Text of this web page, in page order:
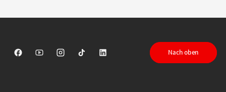
Sparkasse auf Facebook
Sparkasse auf Youtube
Sparkasse auf Instagram
Sparkasse auf TikTok
Sparkasse auf LinkedIn
Nach oben